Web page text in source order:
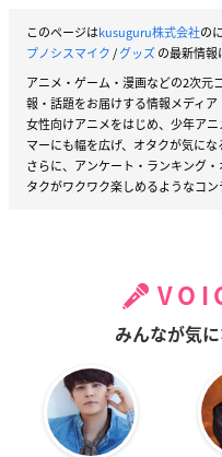
このページはkusuguru株式会社の
プノシスマイク/グッズの最新情報
アニメ・ゲーム・漫画などの2次元
報・話題をお届けする情報メディア
女性向けアニメをはじめ、少年ア
マーにも幅を広げ、オタクが気にな
さらに、アンケート・ランキング
タクがワクワク楽しめるようなコン
みんなが気